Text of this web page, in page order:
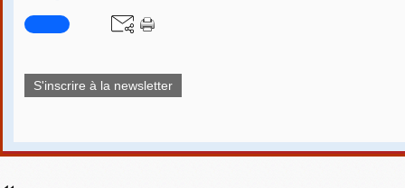
S'inscrire à la newsletter